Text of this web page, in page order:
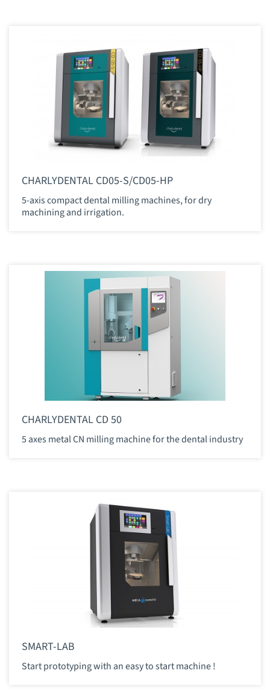
CHARLYDENTAL CD05-S/CD05-HP
5-axis compact dental milling machines, for dry
machining and irrigation.
CHARLYDENTAL CD 50
5 axes metal CN milling machine for the dental industry
SMART-LAB
Start prototyping with an easy to start machine !